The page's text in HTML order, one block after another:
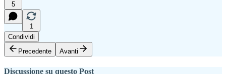
5
1
Condividi
Precedente
Avanti
Discussione su questo Post